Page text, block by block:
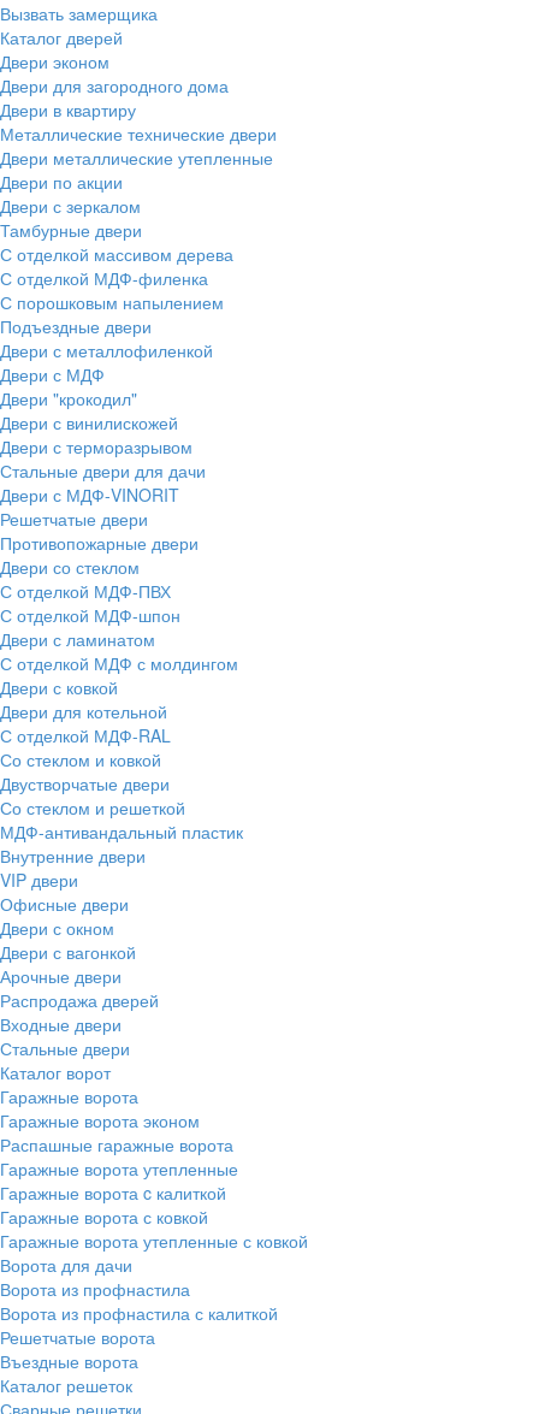
Вызвать замерщика
Каталог дверей
Двери эконом
Двери для загородного дома
Двери в квартиру
Металлические технические двери
Двери металлические утепленные
Двери по акции
Двери с зеркалом
Тамбурные двери
С отделкой массивом дерева
С отделкой МДФ-филенка
С порошковым напылением
Подъездные двери
Двери с металлофиленкой
Двери с МДФ
Двери "крокодил"
Двери с винилискожей
Двери с терморазрывом
Стальные двери для дачи
Двери с МДФ-VINORIT
Решетчатые двери
Противопожарные двери
Двери со стеклом
С отделкой МДФ-ПВХ
С отделкой МДФ-шпон
Двери с ламинатом
С отделкой МДФ с молдингом
Двери с ковкой
Двери для котельной
С отделкой МДФ-RAL
Со стеклом и ковкой
Двустворчатые двери
Со стеклом и решеткой
МДФ-антивандальный пластик
Внутренние двери
VIP двери
Офисные двери
Двери с окном
Двери с вагонкой
Арочные двери
Распродажа дверей
Входные двери
Стальные двери
Каталог ворот
Гаражные ворота
Гаражные ворота эконом
Распашные гаражные ворота
Гаражные ворота утепленные
Гаражные ворота c калиткой
Гаражные ворота с ковкой
Гаражные ворота утепленные с ковкой
Ворота для дачи
Ворота из профнастила
Ворота из профнастила с калиткой
Решетчатые ворота
Въездные ворота
Каталог решеток